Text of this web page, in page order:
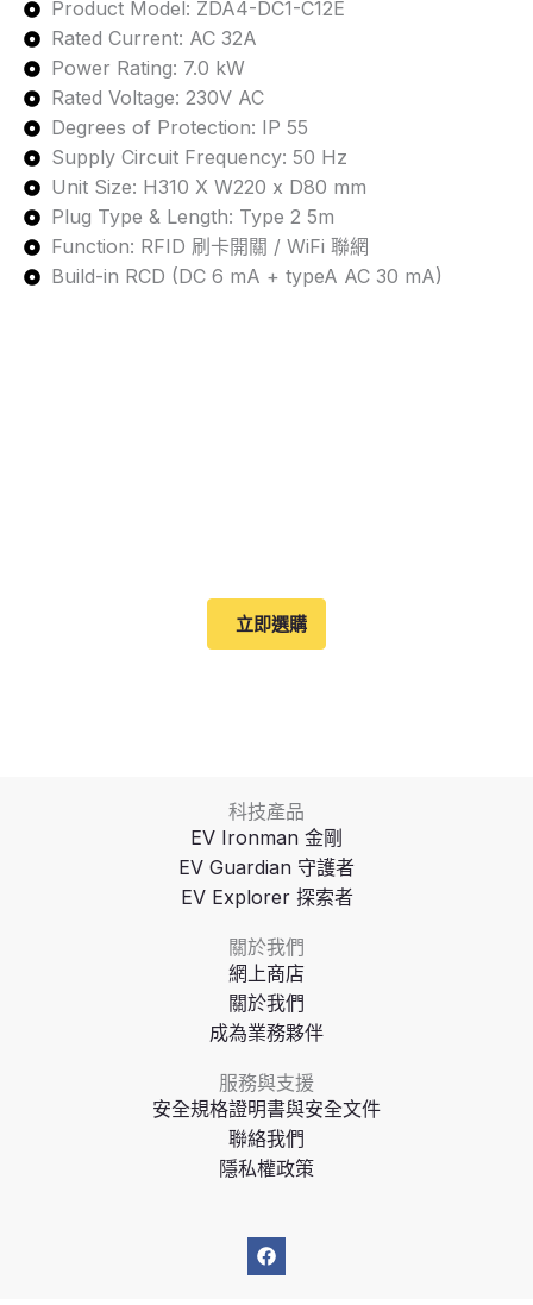
Product Model: ZDA4-DC1-C12E
Rated Current: AC 32A
Power Rating: 7.0 kW
Rated Voltage: 230V AC
Degrees of Protection: IP 55
Supply Circuit Frequency: 50 Hz
Unit Size: H310 X W220 x D80 mm
Plug Type & Length: Type 2 5m
Function: RFID 刷卡開關 / WiFi 聯網
Build-in RCD (DC 6 mA + typeA AC 30 mA)
立即選購
科技產品
EV Ironman 金剛
EV Guardian 守護者
EV Explorer 探索者
關於我們
網上商店
關於我們
成為業務夥伴
服務與支援
安全規格證明書與安全文件
聯絡我們
隱私權政策
F
a